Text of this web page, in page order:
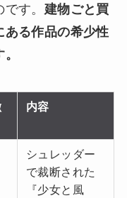
す。 建物ごと買
ある作品の希少性
内容
シュレッダー
で裁断された
『少女と風